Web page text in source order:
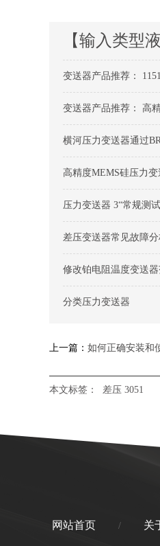
【输入类型
变送器产品推荐：
变送器产品推荐： 高
横河压力变送器通过
高精度MEMS硅压力
压力变送器 3“常规测
差压变送器常见故障
修改铂电阻温度变送
分类压力变送器
上一篇： 如何正确安装和
本文标签： 差压 3051
网站首页 / 关